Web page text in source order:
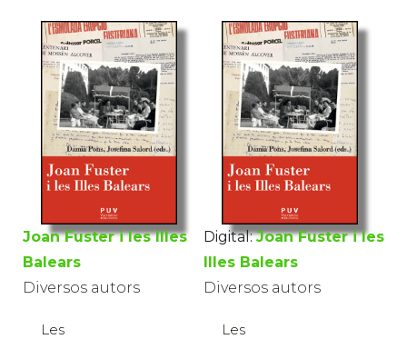
Joan Fuster i les Illes
Balears
Diversos autors
Les
Digital: Joan Fuster i les
Illes Balears
Diversos autors
Les